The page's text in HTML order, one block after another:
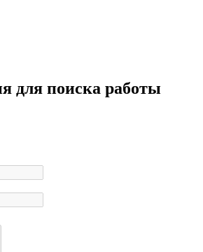
для поиска работы